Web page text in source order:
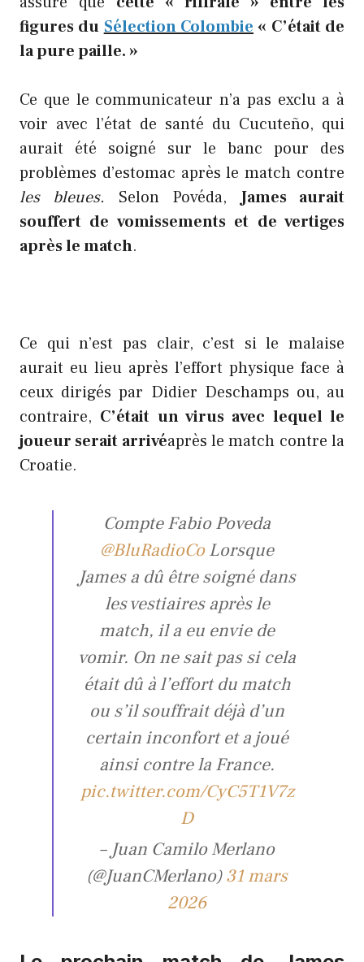
figures du Sélection Colombie « C’était de
la pure paille. »
Ce que le communicateur n’a pas exclu a à
voir avec l’état de santé du Cucuteño, qui
aurait été soigné sur le banc pour des
problèmes d’estomac après le match contre
les bleues. Selon Povéda,James aurait
souffert de vomissements et de vertiges
après le match.
Ce qui n’est pas clair, c’est si le malaise
aurait eu lieu après l’effort physique face à
ceux dirigés par Didier Deschamps ou, au
contraire, C’était un virus avec lequel le
joueur serait arrivéaprès le match contre la
Croatie.
Compte Fabio Poveda
@BluRadioCoLorsque
James a dû être soigné dans
les vestiaires après le
match, il a eu envie de
vomir. On ne sait pas si cela
était dû à l’effort du match
ou s’il souffrait déjà d’un
certain inconfort et a joué
ainsi contre la France.
pic.twitter.com/CyC5T1V7z
D
– Juan Camilo Merlano
(@JuanCMerlano)31 mars
2026